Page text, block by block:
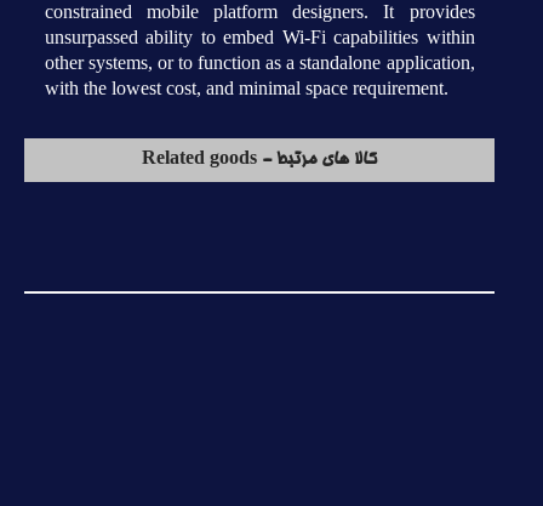
constrained mobile platform designers. It provides
unsurpassed ability to embed Wi-Fi capabilities within
other systems, or to function as a standalone application,
with the lowest cost, and minimal space requirement.
کالا های مرتبط - Related goods